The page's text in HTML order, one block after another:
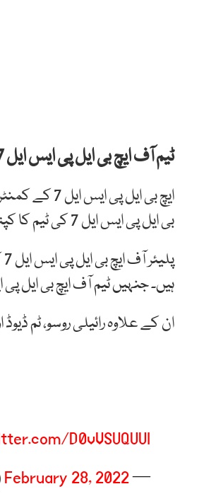
ٹیم آف ایچ بی ایل پی ایس ایل 7 کی قیادت محمد رضوان کے سپرد کر دی گئی۔
ایچ بی ایل
بی ایل پی ایس ایل 7 کی ٹیم کا کپتان مقرر کیا گیا ہے۔
ہیں۔ جنہیں ٹیم آف ایچ بی ایل پی ایس ایل 7 کا حصہ
ان کے علاوہ رائیلی روسو، ٹم ڈیوڈ اور
D0vVSUQUUI
— PCB Media (@TheRealPCBMedia)
February 28, 2022